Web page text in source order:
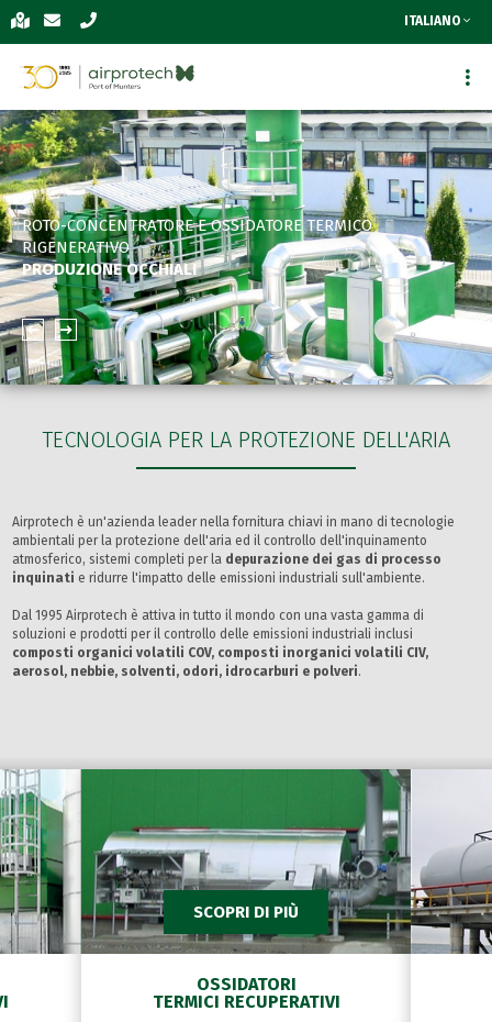
ITALIANO
ROTO-CONCENTRATORE E OSSIDATORE TERMICO
RIGENERATIVO
PRODUZIONE OCCHIALI
TECNOLOGIA PER LA PROTEZIONE DELL'ARIA
Airprotech è un'azienda leader nella fornitura chiavi in mano di tecnologie
ambientali per la protezione dell'aria ed il controllo dell'inquinamento
atmosferico, sistemi completi per la depurazione dei gas di processo
inquinatie ridurre l'impatto delle emissioni industriali sull'ambiente.
Dal 1995 Airprotech è attiva in tutto il mondo con una vasta gamma di
soluzioni e prodotti per il controllo delle emissioni industriali inclusi
composti organici volatili COV, composti inorganici volatili CIV,
aerosol, nebbie, solventi, odori, idrocarburi e polveri.
SCOPRI DI PIÙ
OSSIDATORI
TERMICI RECUPERATIVI